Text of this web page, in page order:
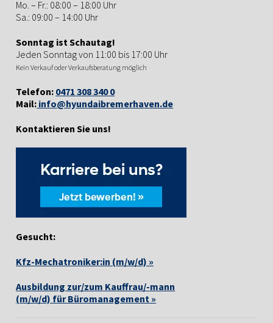
Mo. – Fr.: 08:00 – 18:00 Uhr
Sa.: 09:00 – 14:00 Uhr
Sonntag ist Schautag!
Jeden Sonntag von 11:00 bis 17:00 Uhr
Kein Verkauf oder Verkaufsberatung möglich
Telefon: 0471 308 340 0
Mail: info@hyundaibremerhaven.de
Kontaktieren Sie uns!
Gesucht:
Kfz-Mechatroniker:in (m/w/d) »
Ausbildung zur/zum Kauffrau/-mann
(m/w/d) für Büromanagement »